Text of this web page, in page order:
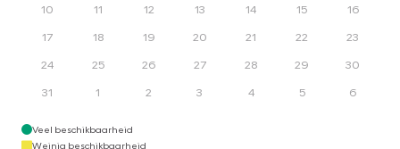
10
11 12 13 14 15
16
17
18 19 20 21 22
23
24
25 26 27 28 29
30
31
1 2 3 4 5 6
Veel beschikbaarheid
Weinig beschikbaarheid